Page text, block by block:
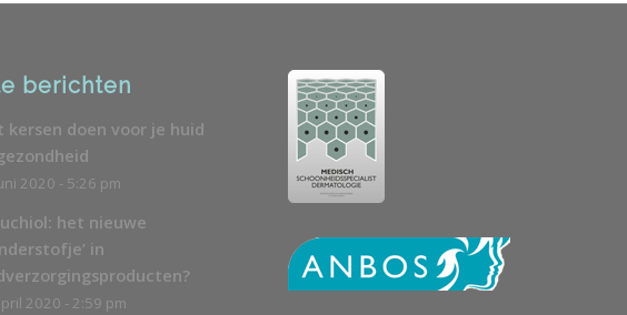
berichten
kersen doen voor je huid
2020 - 5:26 pm
het nieuwe
in
2020 - 2:59 pm